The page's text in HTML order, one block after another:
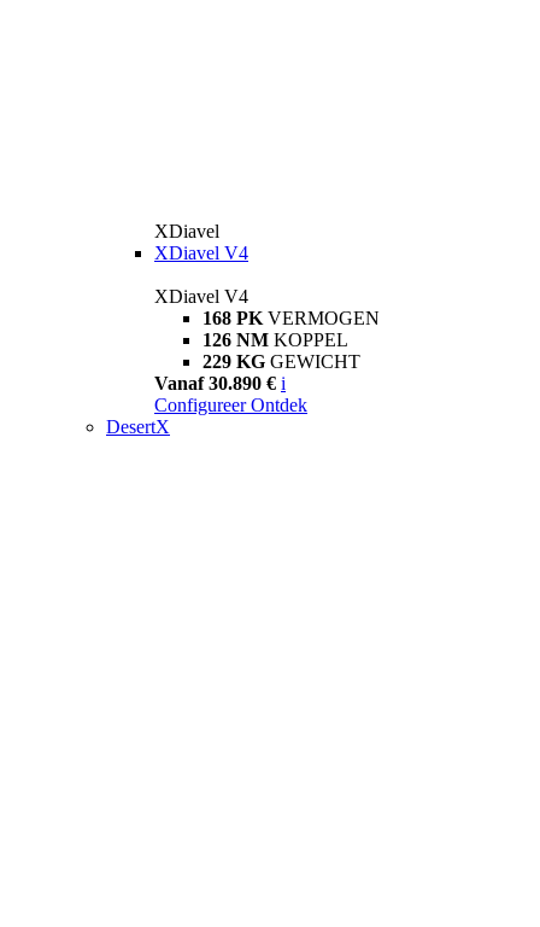
XDiavel
XDiavel V4
XDiavel V4
168 PK VERMOGEN
126 NM KOPPEL
229 KG GEWICHT
Vanaf 30.890 € i
Configureer Ontdek
DesertX